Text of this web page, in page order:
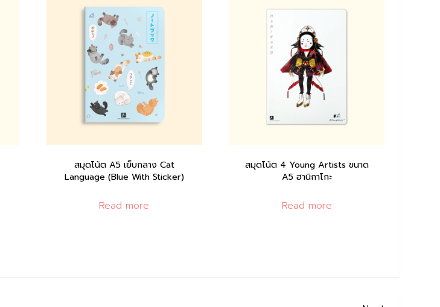
สมุดโน้ต A5 เย็บกลาง Cat
Language (Blue With Sticker)
Read more
สมุดโน้ต 4 Young Artists ขนาด
A5 ฮานิกาโกะ
Read more